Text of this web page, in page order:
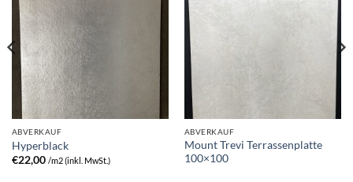
ABVERKAUF
Hyperblack
€22,00 /m2 (inkl. MwSt.)
ABVERKAUF
Mount Trevi Terrassenplatte
100×100